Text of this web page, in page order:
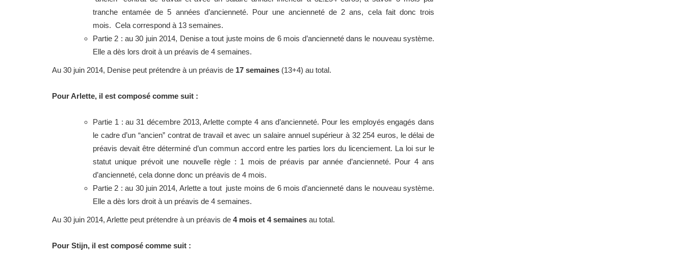
tranche entamée de 5 années d’ancienneté. Pour une ancienneté de 2 ans, cela fait donc trois
mois. Cela correspond à 13 semaines.
Partie 2 : au 30 juin 2014, Denise a tout juste moins de 6 mois d’ancienneté dans le nouveau système.
Elle a dès lors droit à un préavis de 4 semaines.
Au 30 juin 2014, Denise peut prétendre à un préavis de 17 semaines (13+4) au total.
Pour Arlette, il est composé comme suit :
Partie 1 : au 31 décembre 2013, Arlette compte 4 ans d’ancienneté. Pour les employés engagés dans
le cadre d’un “ancien” contrat de travail et avec un salaire annuel supérieur à 32 254 euros, le délai de
préavis devait être déterminé d’un commun accord entre les parties lors du licenciement. La loi sur le
statut unique prévoit une nouvelle règle : 1 mois de préavis par année d’ancienneté. Pour 4 ans
d’ancienneté, cela donne donc un préavis de 4 mois.
Partie 2 : au 30 juin 2014, Arlette a tout juste moins de 6 mois d’ancienneté dans le nouveau système.
Elle a dès lors droit à un préavis de 4 semaines.
Au 30 juin 2014, Arlette peut prétendre à un préavis de 4 mois et 4 semaines au total.
Pour Stijn, il est composé comme suit :